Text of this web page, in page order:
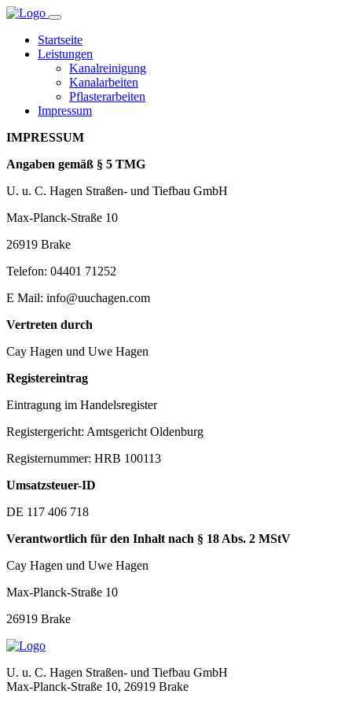
Startseite
Leistungen
Kanalreinigung
Kanalarbeiten
Pflasterarbeiten
Impressum
IMPRESSUM
Angaben gemäß § 5 TMG
U. u. C. Hagen Straßen- und Tiefbau GmbH
Max-Planck-Straße 10
26919 Brake
Telefon: 04401 71252
E Mail: info@uuchagen.com
Vertreten durch
Cay Hagen und Uwe Hagen
Registereintrag
Eintragung im Handelsregister
Registergericht: Amtsgericht Oldenburg
Registernummer: HRB 100113
Umsatzsteuer-ID
DE 117 406 718
Verantwortlich für den Inhalt nach § 18 Abs. 2 MStV
Cay Hagen und Uwe Hagen
Max-Planck-Straße 10
26919 Brake
U. u. C. Hagen Straßen- und Tiefbau GmbH
Max-Planck-Straße 10, 26919 Brake